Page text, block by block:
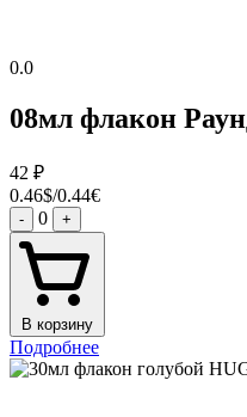
0.0
08мл флакон
42 ₽
0.46$/0.44€
- 0 +
В корзину
Подробнее